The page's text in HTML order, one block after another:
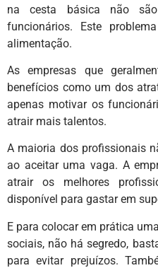
na cesta básica não
funcionários. Este
alimentação.
As empresas que
benefícios como um dos
apenas motivar os
atrair mais talentos.
A maioria dos profissionais
ao aceitar uma vaga. A
atrair os melhores
disponível para gastar em
E para colocar em prática
sociais, não há segredo,
para evitar prejuízos.